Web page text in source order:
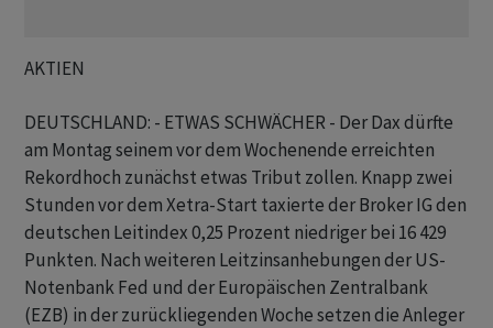
AKTIEN
DEUTSCHLAND: - ETWAS SCHWÄCHER - Der Dax dürfte
am Montag seinem vor dem Wochenende erreichten
Rekordhoch zunächst etwas Tribut zollen. Knapp zwei
Stunden vor dem Xetra-Start taxierte der Broker IG den
deutschen Leitindex 0,25 Prozent niedriger bei 16 429
Punkten. Nach weiteren Leitzinsanhebungen der US-
Notenbank Fed und der Europäischen Zentralbank
(EZB) in der zurückliegenden Woche setzen die Anleger